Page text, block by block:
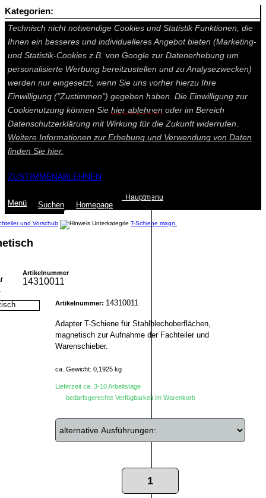
Auf dieser Seite werden technisch notwendige Cookies gesetzt.
Technisch nicht notwendige Cookies und Statistik Funktionen, die
Ihnen ein besseres und individuelleres Angebot bieten (Marketing-
und Statistik-Cookies z.B. von Google zur Datenerhebung um
personalisierte Werbung bereitzustellen und zu Analysezwecken)
werden nur eingesetzt, wenn Sie uns vorher hierzu Ihre
Einwilligung ("Zustimmen") gegeben haben. Die Einwilligung zur
Cookienutzung können Sie hier ablehnen oder im Bereich
Datenschutzerklärung mit Wirkung für die Zukunft widerrufen.
Weitere Informationen zur Erhebung und Verwendung von Daten
finden Sie hier.
ZUSTIMMENABLEHNEN
Menü Suchen Homepage
Hauptmenu
und Vorschub T-Schiene magn.
Artikelnummer
14310011
Artikelnummer: 14310011
Adapter T-Schiene für Stahlblechoberflächen,
magnetisch zur Aufnahme der Fachteiler und
Warenschieber.
ca. Gewicht: 0,1925 kg
Lieferzeit ca. 3-10 Arbeitstage
bedarfsgerechte Verfügbarkeit im Warenkorb
Kategorien: